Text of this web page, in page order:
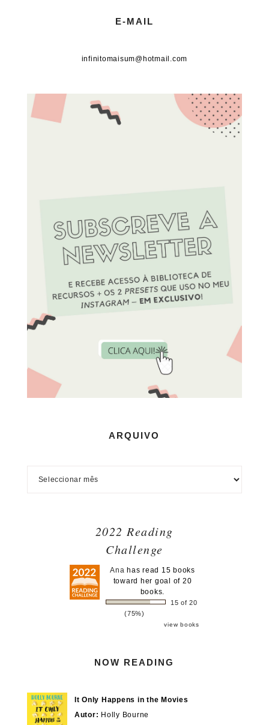
E-MAIL
infinitomaisum@hotmail.com
ARQUIVO
2022 Reading
Challenge
Ana has read 15 books
toward her goal of 20
books.
15 of 20
(75%)
view books
NOW READING
It Only Happens in the Movies
Autor: Holly Bourne